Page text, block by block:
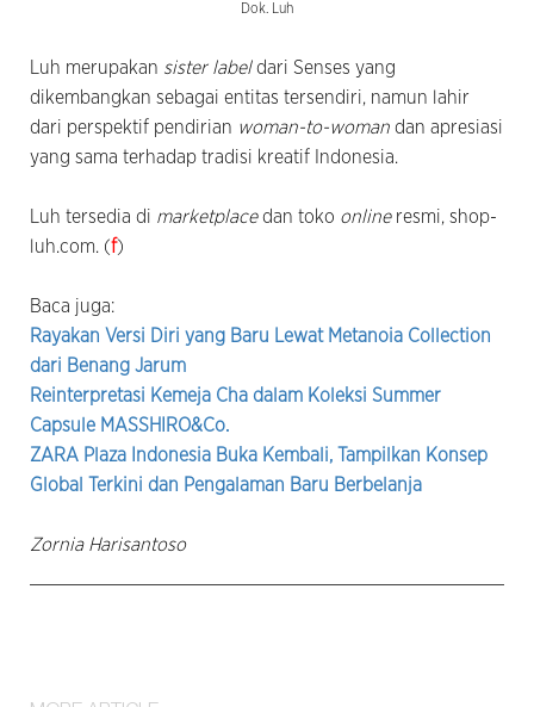
Dok. Luh
Luh merupakan sister labeldari Senses yang
dikembangkan sebagai entitas tersendiri, namun lahir
dari perspektif pendirian woman-to-woman dan apresiasi
yang sama terhadap tradisi kreatif Indonesia.
Luh tersedia di marketplacedan toko online resmi, shop-
luh.com. (f)
Baca juga:
Rayakan Versi Diri yang Baru Lewat Metanoia Collection
dari Benang Jarum
Reinterpretasi Kemeja Cha dalam Koleksi Summer
Capsule MASSHIRO&Co.
ZARA Plaza Indonesia Buka Kembali, Tampilkan Konsep
Global Terkini dan Pengalaman Baru Berbelanja
Zornia Harisantoso